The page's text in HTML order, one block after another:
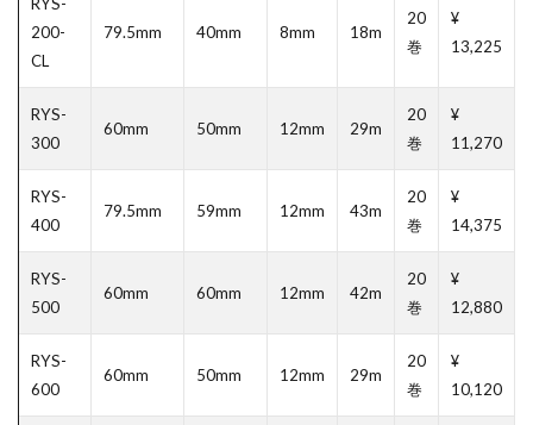
200-
CL
79.5mm 40mm 8mm 18m
20
巻
¥
13,225
RYS-
300
60mm 50mm 12mm 29m
20
巻
¥
11,270
RYS-
400
79.5mm 59mm 12mm 43m
20
巻
¥
14,375
RYS-
500
60mm 60mm 12mm 42m
20
巻
¥
12,880
RYS-
600
60mm 50mm 12mm 29m
20
巻
¥
10,120